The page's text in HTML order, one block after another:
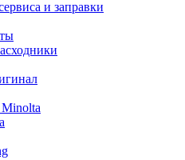
и заправки